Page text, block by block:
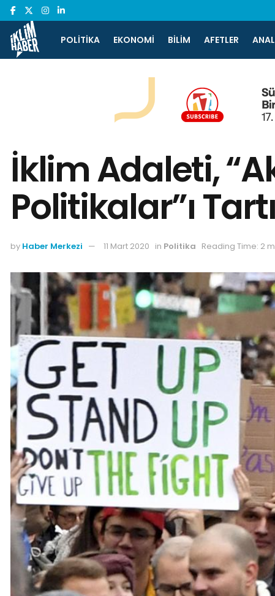
POLITIKA EKONOMI BILIM AFETLER
İklim Adaleti,
Politikalar”ı
by Haber Merkezi 11 Mart 2020 in Politika Reading Time: 2